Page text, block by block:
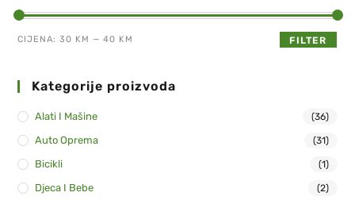
FILTER
CIJENA:30 KM —40 KM
Kategorije proizvoda
Alati I Mašine (36)
Auto Oprema (31)
Bicikli (1)
Djeca I Bebe (2)